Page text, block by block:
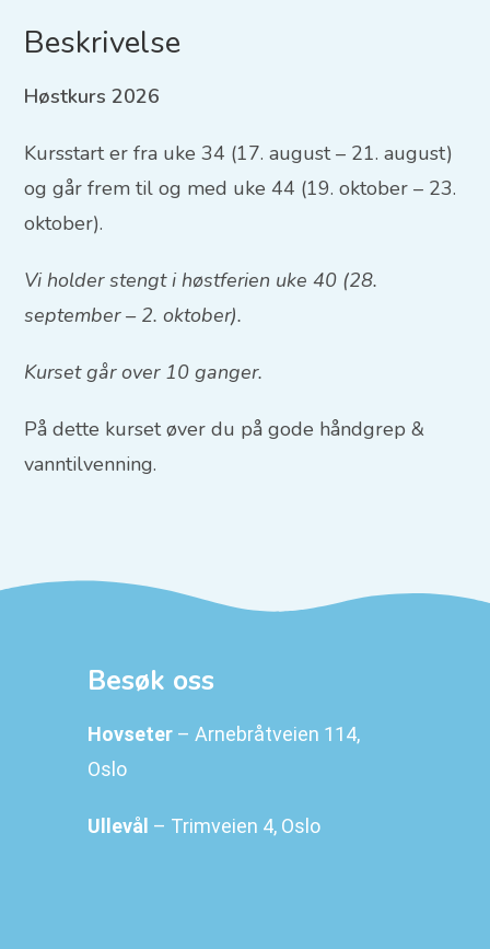
Beskrivelse
Høstkurs 2026
Kursstart er fra uke 34 (17. august – 21. august)
og går frem til og med uke 44 (19. oktober – 23.
oktober).
Vi holder stengt i høstferien uke 40 (28.
september – 2. oktober).
Kurset går over 10 ganger.
På dette kurset øver du på gode håndgrep &
vanntilvenning.
Besøk oss
Hovseter – Arnebråtveien 114,
Oslo
Ullevål – Trimveien 4, Oslo